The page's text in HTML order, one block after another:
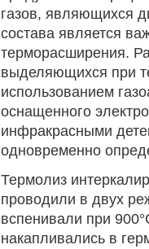
газов, являющихся
состава является
терморасширения.
выделяющихся при
использованием
оснащенного
инфракрасными
одновременно
Термолиз
проводили в двух
вспенивали при
накапливались в